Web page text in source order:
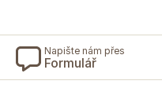
Napište nám přes
Formulář